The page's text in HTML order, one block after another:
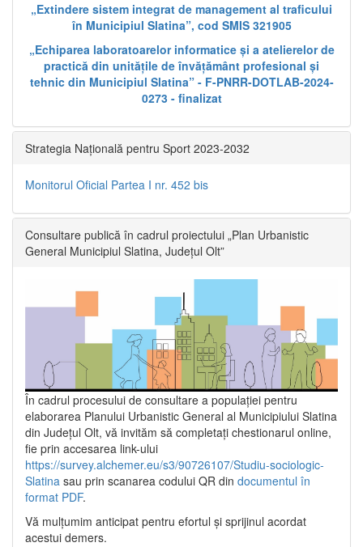
„Extindere sistem integrat de management al traficului
în Municipiul Slatina”, cod SMIS 321905
„Echiparea laboratoarelor informatice și a atelierelor de
practică din unitățile de învățământ profesional și
tehnic din Municipiul Slatina” - F-PNRR-DOTLAB-2024-
0273 - finalizat
Strategia Națională pentru Sport 2023-2032
Monitorul Oficial Partea I nr. 452 bis
Consultare publică în cadrul proiectului „Plan Urbanistic
General Municipiul Slatina, Județul Olt”
În cadrul procesului de consultare a populaţiei pentru
elaborarea Planului Urbanistic General al Municipiului Slatina
din Județul Olt, vă invităm să completați chestionarul online,
fie prin accesarea link-ului
https://survey.alchemer.eu/s3/90726107/Studiu-sociologic-
Slatina sau prin scanarea codului QR din documentul în
format PDF.
Vă mulţumim anticipat pentru efortul şi sprijinul acordat
acestui demers.